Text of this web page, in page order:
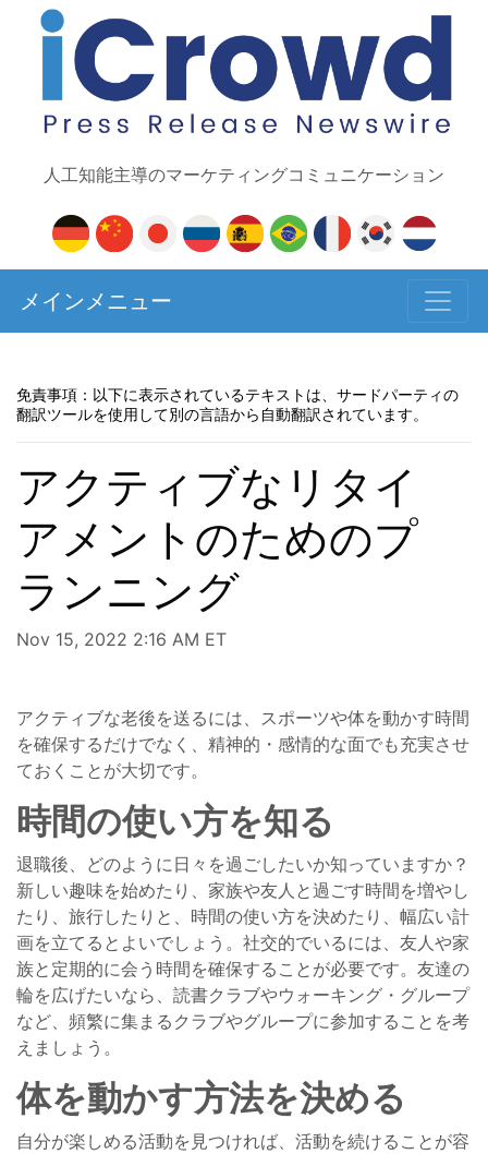
人工知能主導のマーケティングコミュニケーション
メインメニュー
免責事項：以下に表示されているテキストは、サードパーティの
翻訳ツールを使用して別の言語から自動翻訳されています。
アクティブなリタイ
アメントのためのプ
ランニング
Nov 15, 2022 2:16 AM ET
アクティブな老後を送るには、スポーツや体を動かす時間
を確保するだけでなく、精神的・感情的な面でも充実させ
ておくことが大切です。
時間の使い方を知る
退職後、どのように日々を過ごしたいか知っていますか？
新しい趣味を始めたり、家族や友人と過ごす時間を増やし
たり、旅行したりと、時間の使い方を決めたり、幅広い計
画を立てるとよいでしょう。社交的でいるには、友人や家
族と定期的に会う時間を確保することが必要です。友達の
輪を広げたいなら、読書クラブやウォーキング・グループ
など、頻繁に集まるクラブやグループに参加することを考
えましょう。
体を動かす方法を決める
自分が楽しめる活動を見つければ、活動を続けることが容